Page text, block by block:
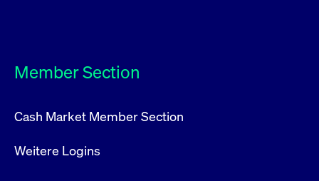
Member Section
Cash Market Member Section
Weitere Logins